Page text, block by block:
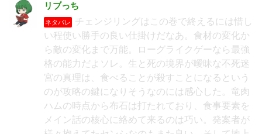
リブっち
ネタバレ
チェンジリングはこの巻で終えるには惜し
い程使い勝手の良い仕掛けだなあ。食材の変化か
ら敵の変化まで万能。ローグライクゲーなら最強
格の能力だよソレ。生と死の境界が曖昧な不死迷
宮の真理は、食べることが殺すことになるという
のが攻略の鍵になりそうなのには感心した。竜肉
ハムの時点から布石は打たれており、食事要素を
メイン話の核心に絡めて来るのは巧い。発案者が